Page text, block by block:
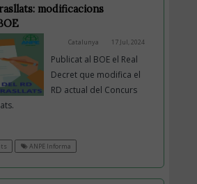
modificacions
Catalunya 17 Jul, 2024
Publicat al BOE el Real
Decret que modifica el
RD actual del Concurs
ANPE Informa